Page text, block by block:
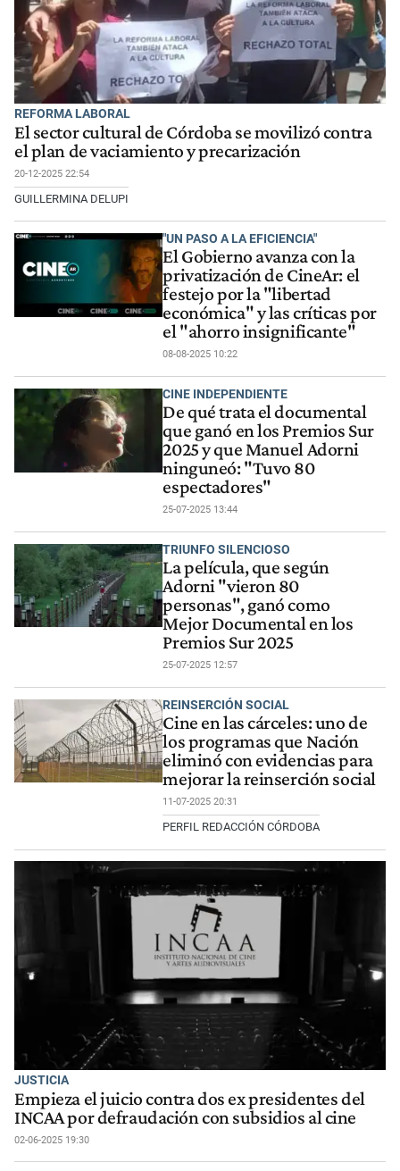
REFORMA LABORAL
El sector cultural de Córdoba se movilizó contra
el plan de vaciamiento y precarización
20-12-2025 22:54
GUILLERMINA DELUPI
"UN PASO A LA EFICIENCIA"
El Gobierno avanza con la
privatización de CineAr: el
festejo por la "libertad
económica" y las críticas por
el "ahorro insignificante"
08-08-2025 10:22
CINE INDEPENDIENTE
De qué trata el documental
que ganó en los Premios Sur
2025 y que Manuel Adorni
ninguneó: "Tuvo 80
espectadores"
25-07-2025 13:44
TRIUNFO SILENCIOSO
La película, que según
Adorni "vieron 80
personas", ganó como
Mejor Documental en los
Premios Sur 2025
25-07-2025 12:57
REINSERCIÓN SOCIAL
Cine en las cárceles: uno de
los programas que Nación
eliminó con evidencias para
mejorar la reinserción social
11-07-2025 20:31
PERFIL REDACCIÓN CÓRDOBA
JUSTICIA
Empieza el juicio contra dos ex presidentes del
INCAA por defraudación con subsidios al cine
02-06-2025 19:30